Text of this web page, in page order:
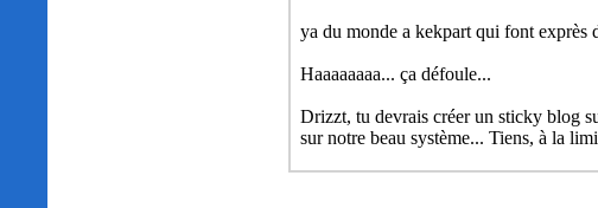
ya du monde a kekpart qui font exprès
Haaaaaaaa... ça défoule...
Drizzt, tu devrais créer un sticky blog
sur notre beau système... Tiens, à la